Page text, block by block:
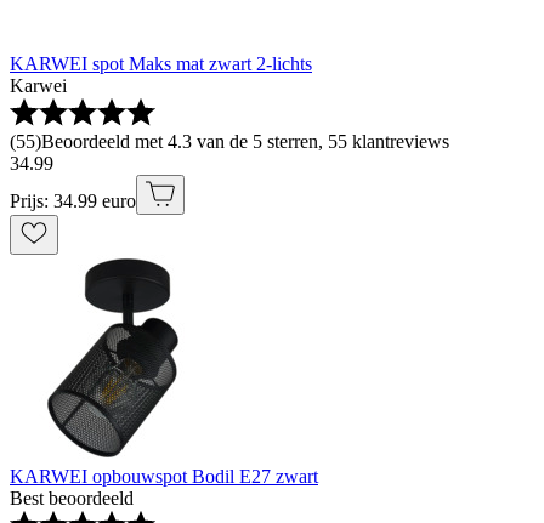
KARWEI spot Maks mat zwart 2-lichts
Karwei
(55)Beoordeeld met 4.3 van de 5 sterren, 55 klantreviews
34.99
Prijs: 34.99 euro
KARWEI opbouwspot Bodil E27 zwart
Best beoordeeld